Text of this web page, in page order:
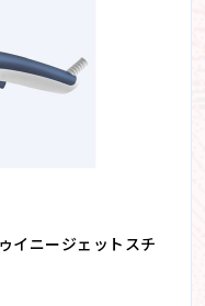
イニージェットスチ